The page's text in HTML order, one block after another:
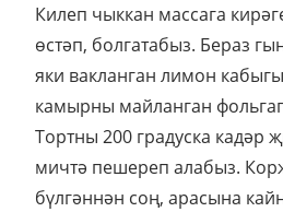
Килеп чыккан массага
өстәп, болгатабыз. Бераз
яки вакланган лимон
камырны майланган
Тортны 200 градуска кадәр
мичтә пешереп алабыз.
бүлгәннән соң, арасына